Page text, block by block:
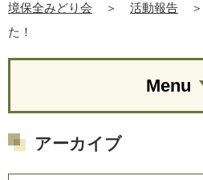
境保全みどり会
＞ 活動報告 ＞
た！
Menu
アーカイブ